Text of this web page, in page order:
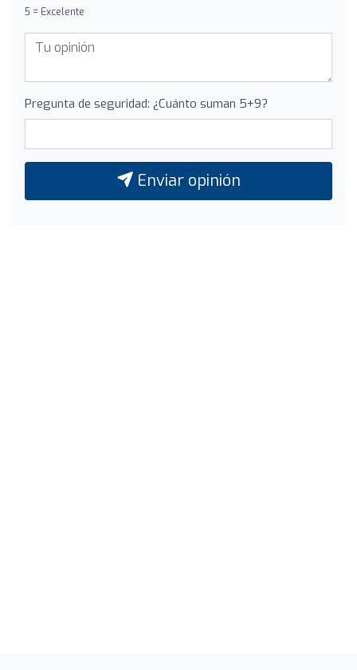
5 = Excelente
Pregunta de seguridad: ¿Cuánto suman 5+9?
Enviar opinión